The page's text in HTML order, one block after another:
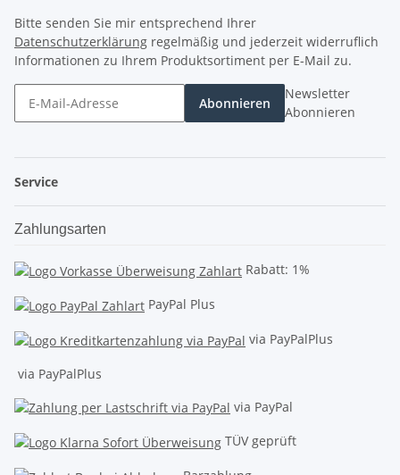
Bitte senden Sie mir entsprechend Ihrer
Datenschutzerklärung regelmäßig und jederzeit widerruflich
Informationen zu Ihrem Produktsortiment per E-Mail zu.
Abonnieren
Newsletter
Abonnieren
Service
Zahlungsarten
Rabatt: 1%
PayPal Plus
via PayPalPlus
via PayPalPlus
via PayPal
TÜV geprüft